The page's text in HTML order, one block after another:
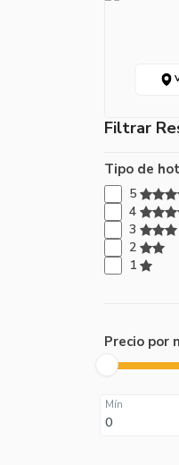
Filtrar
Tipo de
5
4
3
2
1
Precio por
Mín